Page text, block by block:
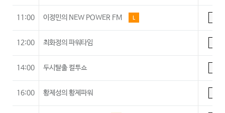
11:00 이정민의 NEW POWER FM L
12:00 최화정의 파워타임
14:00 두시탈출 컬투쇼
16:00 황제성의 황제파워